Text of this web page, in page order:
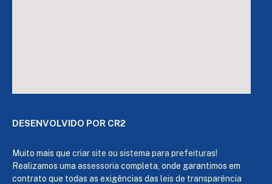
DESENVOLVIDO POR CR2
Muito mais que criar site ou sistema para prefeituras!
Realizamos uma assessoria completa, onde garantimos em
contrato que todas as exigências das leis de transparência